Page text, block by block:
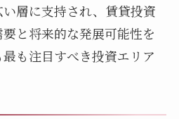
層に支持され、賃貸投資
と将来的な発展可能性を
も注目すべき投資エリア